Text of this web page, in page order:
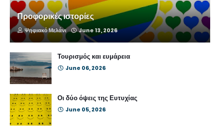
Προφορικές ιστορίες
Ψηφιακό Μελάνι June 13, 2026
Τουρισμός και ευμάρεια
June 06, 2026
Οι δύο όψεις της Ευτυχίας
June 05, 2026